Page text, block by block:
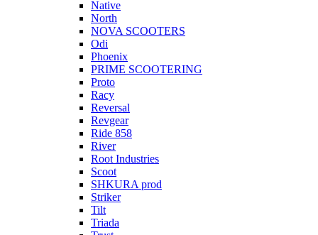
Native
North
NOVA SCOOTERS
Odi
Phoenix
PRIME SCOOTERING
Proto
Racy
Reversal
Revgear
Ride 858
River
Root Industries
Scoot
SHKURA рrоd
Striker
Tilt
Triada